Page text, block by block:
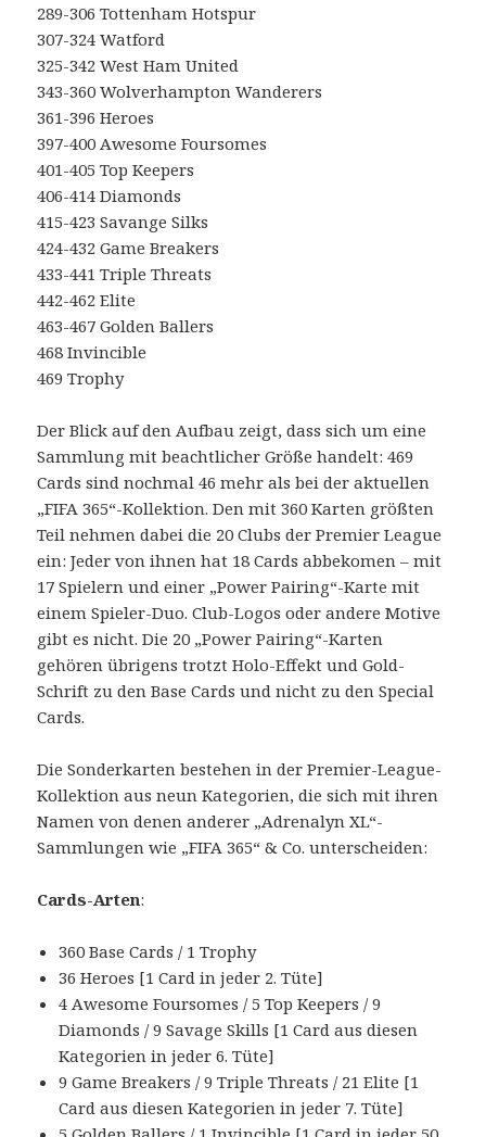
289-306 Tottenham Hotspur
307-324 Watford
325-342 West Ham United
343-360 Wolverhampton Wanderers
361-396 Heroes
397-400 Awesome Foursomes
401-405 Top Keepers
406-414 Diamonds
415-423 Savange Silks
424-432 Game Breakers
433-441 Triple Threats
442-462 Elite
463-467 Golden Ballers
468 Invincible
469 Trophy
Der Blick auf den Aufbau zeigt, dass sich um eine
Sammlung mit beachtlicher Größe handelt: 469
Cards sind nochmal 46 mehr als bei der aktuellen
„FIFA 365“-Kollektion. Den mit 360 Karten größten
Teil nehmen dabei die 20 Clubs der Premier League
ein: Jeder von ihnen hat 18 Cards abbekomen – mit
17 Spielern und einer „Power Pairing“-Karte mit
einem Spieler-Duo. Club-Logos oder andere Motive
gibt es nicht. Die 20 „Power Pairing“-Karten
gehören übrigens trotzt Holo-Effekt und Gold-
Schrift zu den Base Cards und nicht zu den Special
Cards.
Die Sonderkarten bestehen in der Premier-League-
Kollektion aus neun Kategorien, die sich mit ihren
Namen von denen anderer „Adrenalyn XL“-
Sammlungen wie „FIFA 365“ & Co. unterscheiden:
Cards-Arten:
360 Base Cards / 1 Trophy
36 Heroes [1 Card in jeder 2. Tüte]
4 Awesome Foursomes / 5 Top Keepers / 9
Diamonds / 9 Savage Skills [1 Card aus diesen
Kategorien in jeder 6. Tüte]
9 Game Breakers / 9 Triple Threats / 21 Elite [1
Card aus diesen Kategorien in jeder 7. Tüte]